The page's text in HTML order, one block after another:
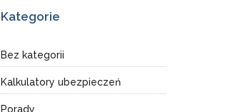
Kategorie
Bez kategorii
Kalkulatory ubezpieczeń
Porady